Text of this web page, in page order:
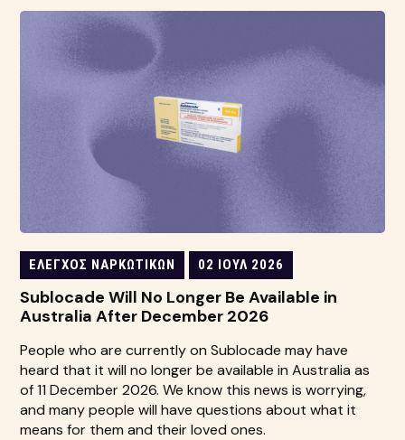
ΈΛΕΓΧΟΣ ΝΑΡΚΩΤΙΚΏΝ 02 ΙΟΎΛ 2026
Sublocade Will No Longer Be Available in
Australia After December 2026
People who are currently on Sublocade may have
heard that it will no longer be available in Australia as
of 11 December 2026. We know this news is worrying,
and many people will have questions about what it
means for them and their loved ones.